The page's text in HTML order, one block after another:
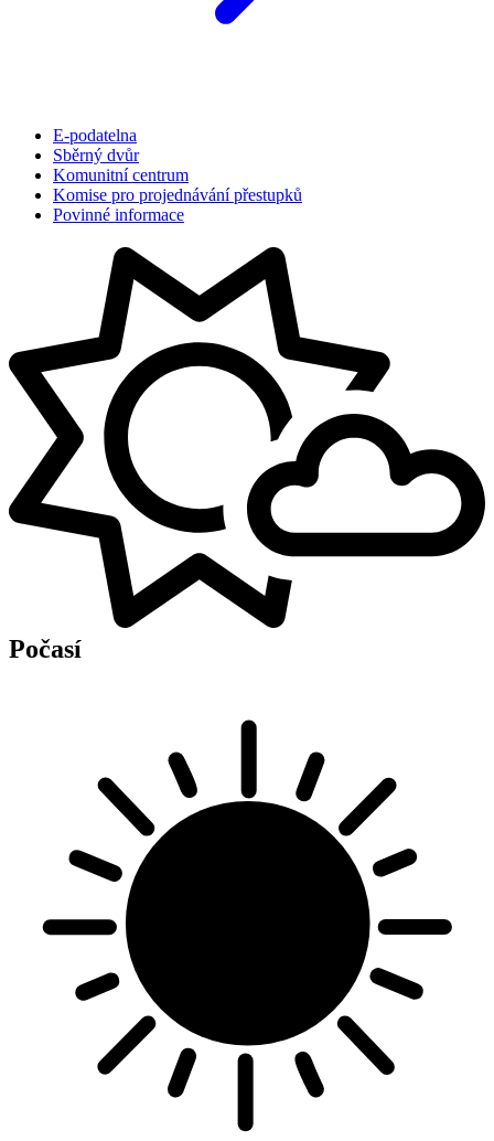
E-podatelna
Sběrný dvůr
Komunitní centrum
Komise pro projednávání přestupků
Povinné informace
Počasí